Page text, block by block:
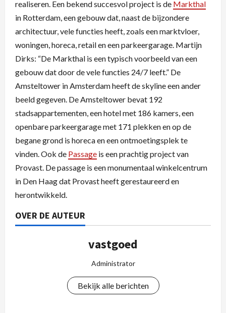
realiseren. Een bekend succesvol project is de Markthal
in Rotterdam, een gebouw dat, naast de bijzondere
architectuur, vele functies heeft, zoals een marktvloer,
woningen, horeca, retail en een parkeergarage. Martijn
Dirks: “De Markthal is een typisch voorbeeld van een
gebouw dat door de vele functies 24/7 leeft.” De
Amsteltower in Amsterdam heeft de skyline een ander
beeld gegeven. De Amsteltower bevat 192
stadsappartementen, een hotel met 186 kamers, een
openbare parkeergarage met 171 plekken en op de
begane grond is horeca en een ontmoetingsplek te
vinden. Ook de Passage is een prachtig project van
Provast. De passage is een monumentaal winkelcentrum
in Den Haag dat Provast heeft gerestaureerd en
herontwikkeld.
OVER DE AUTEUR
vastgoed
Administrator
Bekijk alle berichten